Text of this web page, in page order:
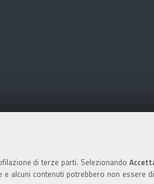
di terze parti. Selezionando
alcuni contenuti potrebbero non essere